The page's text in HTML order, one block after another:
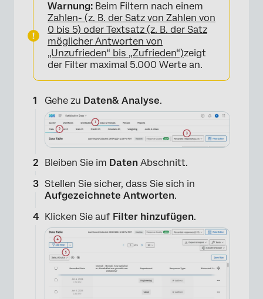
Warnung: Beim Filtern nach einem
Zahlen- (z. B. der Satz von Zahlen von
0 bis 5) oder Textsatz (z. B. der Satz
möglicher Antworten von
„Unzufrieden“ bis „Zufrieden“)zeigt
der Filter maximal 5.000 Werte an.
Gehe zu Daten& Analyse.
Bleiben Sie im Daten Abschnitt.
Stellen Sie sicher, dass Sie sich in
Aufgezeichnete Antworten.
Klicken Sie auf Filter hinzufügen.